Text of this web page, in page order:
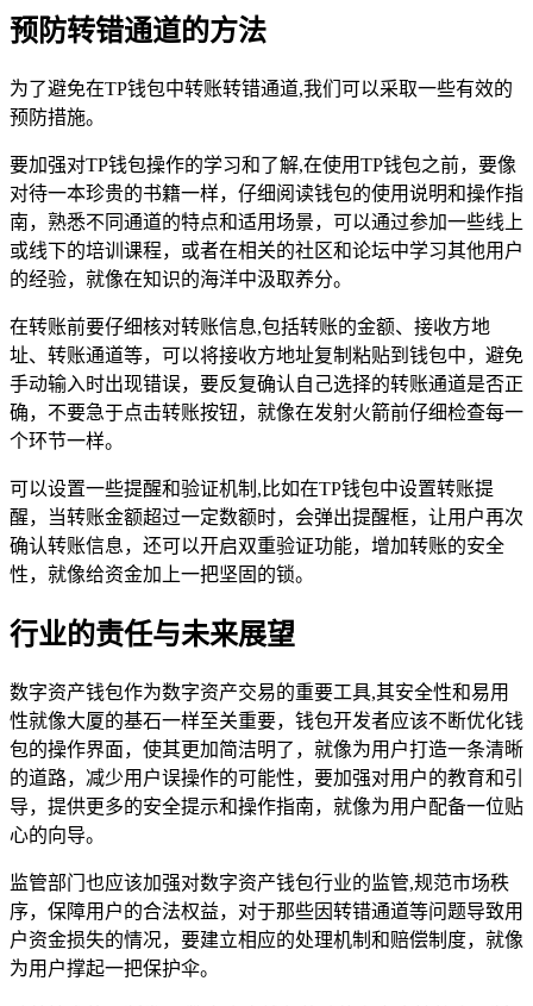
预防转错通道的方法
为了避免在TP钱包中转账转错通道,我们可以采取一些有效的
预防措施。
要加强对TP钱包操作的学习和了解,在使用TP钱包之前，要像
对待一本珍贵的书籍一样，仔细阅读钱包的使用说明和操作指
南，熟悉不同通道的特点和适用场景，可以通过参加一些线上
或线下的培训课程，或者在相关的社区和论坛中学习其他用户
的经验，就像在知识的海洋中汲取养分。
在转账前要仔细核对转账信息,包括转账的金额、接收方地
址、转账通道等，可以将接收方地址复制粘贴到钱包中，避免
手动输入时出现错误，要反复确认自己选择的转账通道是否正
确，不要急于点击转账按钮，就像在发射火箭前仔细检查每一
个环节一样。
可以设置一些提醒和验证机制,比如在TP钱包中设置转账提
醒，当转账金额超过一定数额时，会弹出提醒框，让用户再次
确认转账信息，还可以开启双重验证功能，增加转账的安全
性，就像给资金加上一把坚固的锁。
行业的责任与未来展望
数字资产钱包作为数字资产交易的重要工具,其安全性和易用
性就像大厦的基石一样至关重要，钱包开发者应该不断优化钱
包的操作界面，使其更加简洁明了，就像为用户打造一条清晰
的道路，减少用户误操作的可能性，要加强对用户的教育和引
导，提供更多的安全提示和操作指南，就像为用户配备一位贴
心的向导。
监管部门也应该加强对数字资产钱包行业的监管,规范市场秩
序，保障用户的合法权益，对于那些因转错通道等问题导致用
户资金损失的情况，要建立相应的处理机制和赔偿制度，就像
为用户撑起一把保护伞。